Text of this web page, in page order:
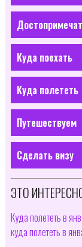
Куда поехать
Куда полететь
Путешествуем
Сделать визу
ЭТО
Куда полететь в
куда полететь в